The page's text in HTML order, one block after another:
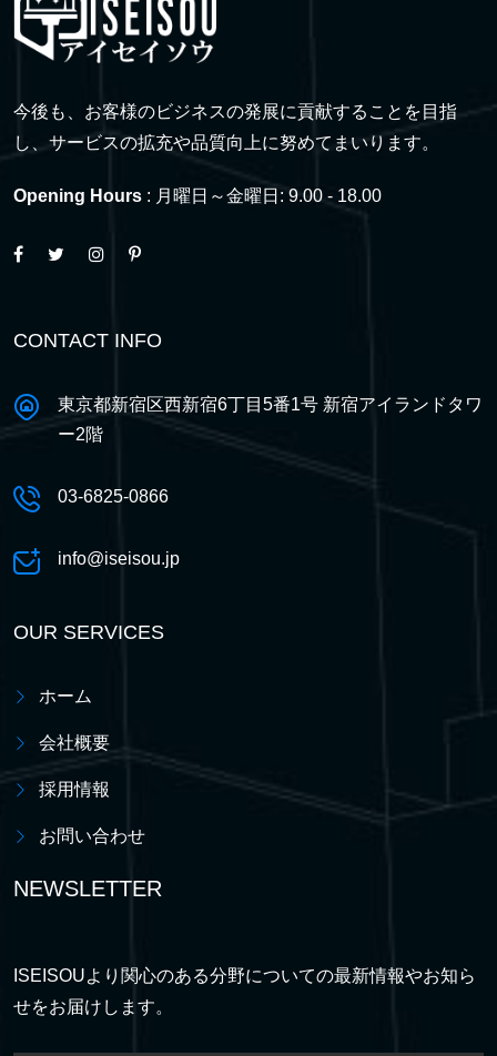
今後も、お客様のビジネスの発展に貢献することを目指
し、サービスの拡充や品質向上に努めてまいります。
Opening Hours : 月曜日～金曜日: 9.00 - 18.00
CONTACT INFO
東京都新宿区西新宿6丁目5番1号 新宿アイランドタワ
ー2階
03-6825-0866
info@iseisou.jp
OUR SERVICES
ホーム
会社概要
採用情報
お問い合わせ
NEWSLETTER
ISEISOUより関心のある分野についての最新情報やお知ら
せをお届けします。